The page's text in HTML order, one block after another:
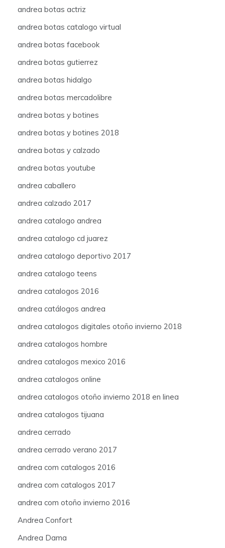
andrea botas actriz
andrea botas catalogo virtual
andrea botas facebook
andrea botas gutierrez
andrea botas hidalgo
andrea botas mercadolibre
andrea botas y botines
andrea botas y botines 2018
andrea botas y calzado
andrea botas youtube
andrea caballero
andrea calzado 2017
andrea catalogo andrea
andrea catalogo cd juarez
andrea catalogo deportivo 2017
andrea catalogo teens
andrea catalogos 2016
andrea catálogos andrea
andrea catalogos digitales otoño invierno 2018
andrea catalogos hombre
andrea catalogos mexico 2016
andrea catalogos online
andrea catalogos otoño invierno 2018 en linea
andrea catalogos tijuana
andrea cerrado
andrea cerrado verano 2017
andrea com catalogos 2016
andrea com catalogos 2017
andrea com otoño invierno 2016
Andrea Confort
Andrea Dama